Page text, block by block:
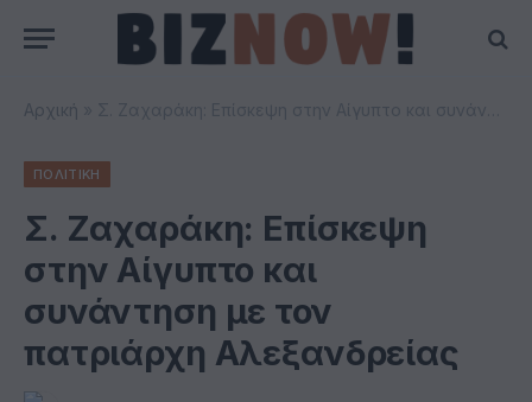
Αρχική
ΠΟΛΙΤΙΚΗ
Σ. Ζαχαράκη: Επίσκεψη
στην Αίγυπτο και
συνάντηση με τον
πατριάρχη Αλεξανδρείας